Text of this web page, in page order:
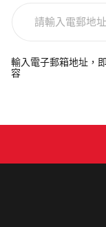
電
郵
輸入電子郵箱地址，
容